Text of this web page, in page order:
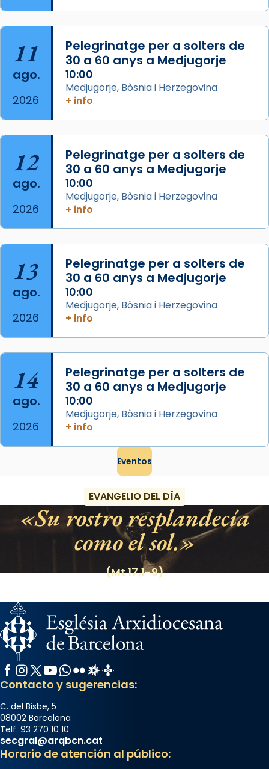
2 weeks ago
Jaume, fill de Zebedeu, és juntament amb el
seu germà Joan i Pere un dels que
acompanyava més de prop Jesús.
Segons el llibre dels Fets (12,2) fou el primer
apòstol màrtir, decapitat a Jerusalem per
Herodes Agripa (vers l'any 44).
Patró de Galícia, després de les invasions
musulmanes fou venerat com a patró dels
Regnes castellans i més tard de tota
Espanya.
Foto
View on Facebook ·
11
ago.
2026
Pelegrinatge per a solters de
30 a 60 anys a Medjugorje
10:00
Medjugorje, Bòsnia i Herzegovina
+ info
12
ago.
2026
Pelegrinatge per a solters de
30 a 60 anys a Medjugorje
10:00
Medjugorje, Bòsnia i Herzegovina
+ info
13
ago.
2026
Pelegrinatge per a solters de
30 a 60 anys a Medjugorje
10:00
Medjugorje, Bòsnia i Herzegovina
+ info
14
ago.
2026
Pelegrinatge per a solters de
30 a 60 anys a Medjugorje
10:00
Medjugorje, Bòsnia i Herzegovina
+ info
Eventos
EVANGELIO DEL DÍA
Su rostro resplandecía
como el sol.
(Mt 17,1-9)
Facebook
Instagram
X / Twitter
YouTube
WhatsApp
FlickrRadio Estel
Catalunya Cristiana
Contacto y sugerencias:
C. del Bisbe, 5
08002 Barcelona
Telf. 93 270 10 10
secgral@arqbcn.cat
Horario de atención al público: